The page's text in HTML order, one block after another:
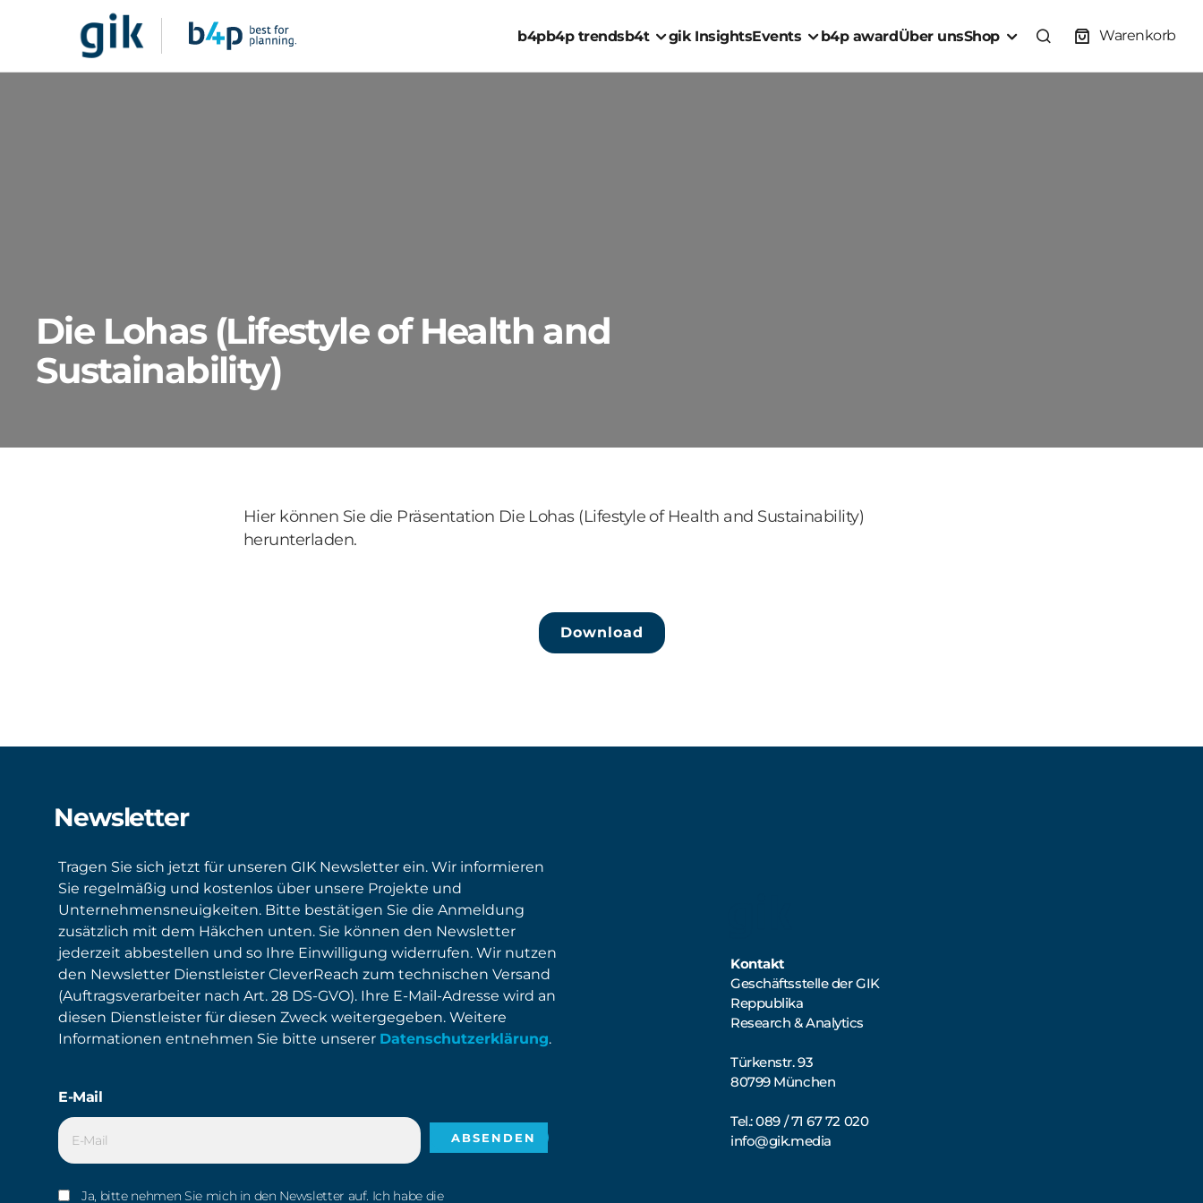
b4pb4p trendsb4t gik InsightsEvents b4p awardÜber unsShop Warenkorb
Die Lohas (Lifestyle of Health and
Sustainability)
Hier können Sie die Präsentation Die Lohas (Lifestyle of Health and Sustainability)
herunterladen.
Download
Newsletter
Tragen Sie sich jetzt für unseren GIK Newsletter ein. Wir informieren
Sie regelmäßig und kostenlos über unsere Projekte und
Unternehmensneuigkeiten. Bitte bestätigen Sie die Anmeldung
zusätzlich mit dem Häkchen unten. Sie können den Newsletter
jederzeit abbestellen und so Ihre Einwilligung widerrufen. Wir nutzen
den Newsletter Dienstleister CleverReach zum technischen Versand
(Auftragsverarbeiter nach Art. 28 DS-GVO). Ihre E-Mail-Adresse wird an
diesen Dienstleister für diesen Zweck weitergegeben. Weitere
Informationen entnehmen Sie bitte unserer Datenschutzerklärung.
E-Mail
Ja, bitte nehmen Sie mich in den Newsletter auf. Ich habe die
Kontakt
Geschäftsstelle der GIK
Reppublika
Research & Analytics
Türkenstr. 93
80799 München
Tel.: 089 / 71 67 72 020
info@gik.media